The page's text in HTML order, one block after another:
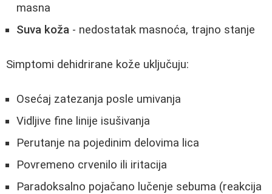
masna
Suva koža - nedostatak masnoća, trajno stanje
Simptomi dehidrirane kože uključuju:
Osećaj zatezanja posle umivanja
Vidljive fine linije isušivanja
Perutanje na pojedinim delovima lica
Povremeno crvenilo ili iritacija
Paradoksalno pojačano lučenje sebuma (reakcija